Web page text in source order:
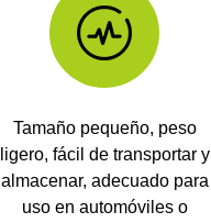
Tamaño pequeño, peso
ligero, fácil de transportar y
almacenar, adecuado para
uso en automóviles o